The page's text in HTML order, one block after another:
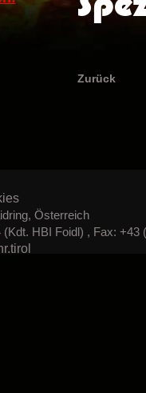
Zurück
Österreich
HBI Foidl) , Fax: +43